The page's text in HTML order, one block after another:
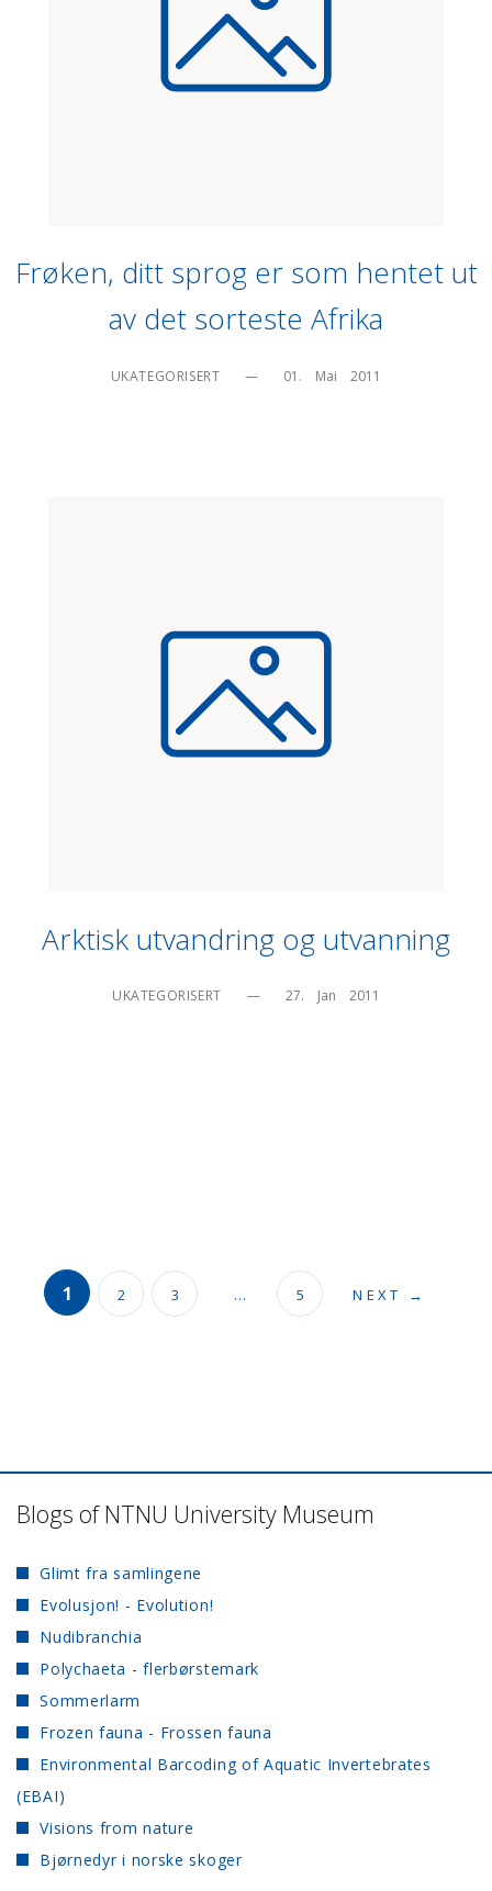
Frøken, ditt sprog er som hentet ut
av det sorteste Afrika
UKATEGORISERT — 01.    Mai    2011
Arktisk utvandring og utvanning
UKATEGORISERT — 27.    Jan    2011
1 2 3 … 5 NEXT →
Blogs of NTNU University Museum
Glimt fra samlingene
Evolusjon! - Evolution!
Nudibranchia
Polychaeta - flerbørstemark
Sommerlarm
Frozen fauna - Frossen fauna
Environmental Barcoding of Aquatic Invertebrates
(EBAI)
Visions from nature
Bjørnedyr i norske skoger